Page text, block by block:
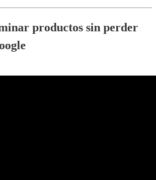
productos sin perder